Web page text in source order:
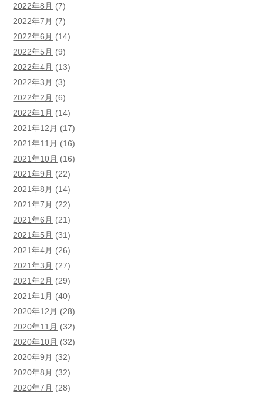
2022年8月 (7)
2022年7月 (7)
2022年6月 (14)
2022年5月 (9)
2022年4月 (13)
2022年3月 (3)
2022年2月 (6)
2022年1月 (14)
2021年12月 (17)
2021年11月 (16)
2021年10月 (16)
2021年9月 (22)
2021年8月 (14)
2021年7月 (22)
2021年6月 (21)
2021年5月 (31)
2021年4月 (26)
2021年3月 (27)
2021年2月 (29)
2021年1月 (40)
2020年12月 (28)
2020年11月 (32)
2020年10月 (32)
2020年9月 (32)
2020年8月 (32)
2020年7月 (28)